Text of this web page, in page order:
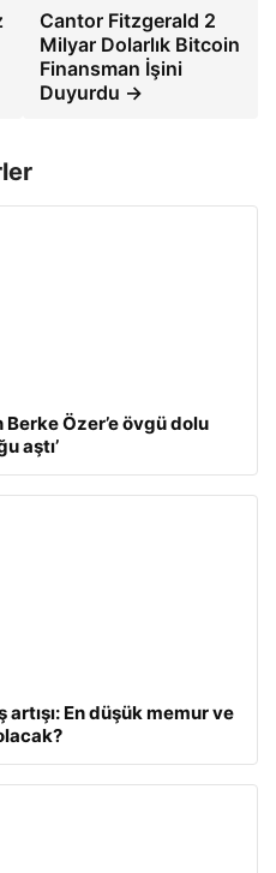
Cantor Fitzgerald 2
Milyar Dolarlık Bitcoin
Finansman İşini
Duyurdu →
Özer’e övgü dolu
aştı’
En düşük memur ve